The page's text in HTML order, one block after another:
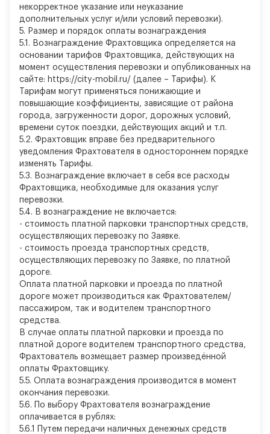
некорректное указание или неуказание
дополнительных услуг и/или условий перевозки).
5. Размер и порядок оплаты вознаграждения
5.1. Вознаграждение Фрахтовщика определяется на
основании тарифов Фрахтовщика, действующих на
момент осуществления перевозки и опубликованных на
сайте: https://city-mobil.ru/ (далее – Тарифы). К
Тарифам могут применяться понижающие и
повышающие коэффициенты, зависящие от района
города, загруженности дорог, дорожных условий,
времени суток поездки, действующих акций и т.п.
5.2. Фрахтовщик вправе без предварительного
уведомления Фрахтователя в одностороннем порядке
изменять Тарифы.
5.3. Вознаграждение включает в себя все расходы
Фрахтовщика, необходимые для оказания услуг
перевозки.
5.4. В вознаграждение не включается:
- стоимость платной парковки транспортных средств,
осуществляющих перевозку по Заявке.
- стоимость проезда транспортных средств,
осуществляющих перевозку по Заявке, по платной
дороге.
Оплата платной парковки и проезда по платной
дороге может производиться как Фрахтователем/
пассажиром, так и водителем транспортного
средства.
В случае оплаты платной парковки и проезда по
платной дороге водителем транспортного средства,
Фрахтователь возмещает размер произведённой
оплаты Фрахтовщику.
5.5. Оплата вознаграждения производится в момент
окончания перевозки.
5.6. По выбору Фрахтователя вознаграждение
оплачивается в рублях:
5.6.1 Путем передачи наличных денежных средств